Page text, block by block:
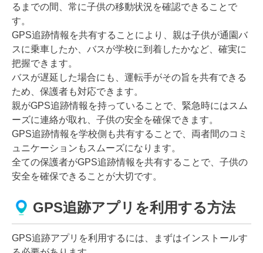
るまでの間、常に子供の移動状況を確認できることで
す。
GPS追跡情報を共有することにより、親は子供が通園バ
スに乗車したか、バスが学校に到着したかなど、確実に
把握できます。
バスが遅延した場合にも、運転手がその旨を共有できる
ため、保護者も対応できます。
親がGPS追跡情報を持っていることで、緊急時にはスム
ーズに連絡が取れ、子供の安全を確保できます。
GPS追跡情報を学校側も共有することで、両者間のコミ
ュニケーションもスムーズになります。
全ての保護者がGPS追跡情報を共有することで、子供の
安全を確保できることが大切です。
GPS追跡アプリを利用する方法
GPS追跡アプリを利用するには、まずはインストールす